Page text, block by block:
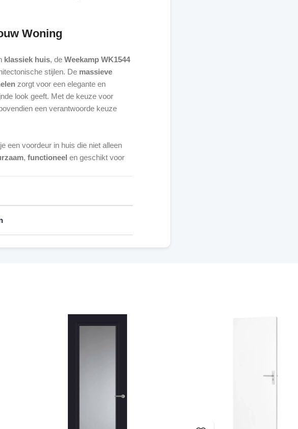
Woning
klassiek huis, de Weekamp WK1544
stijlen. De massieve
zorgt voor een elegante en
look geeft. Met de keuze voor
een verantwoorde keuze
een voordeur in huis die niet alleen
, functioneel en geschikt voor